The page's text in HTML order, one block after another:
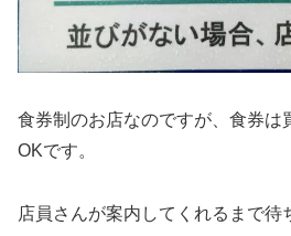
食券制のお店なのですが、食券は
OKです。
店員さんが案内してくれるまで待